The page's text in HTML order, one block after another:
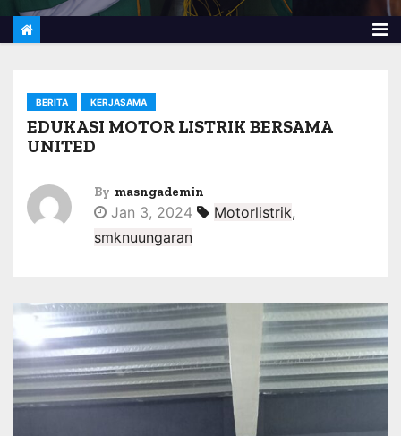
BERITA KERJASAMA
EDUKASI MOTOR LISTRIK BERSAMA
UNITED
By masngademin
Jan 3, 2024 Motorlistrik,
smknuungaran